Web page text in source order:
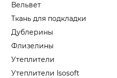
Вельвет
Ткань для подкладки
Дублерины
Флизелины
Утеплители
Утеплители Isosoft